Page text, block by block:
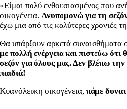
«Είμαι πολύ ενθουσιασμένος που
οικογένεια. Ανυπομονώ για τη
έχω μια από τις καλύτερες χρονιές
Θα υπάρξουν αρκετά συναισθήματα
με πολλή ενέργεια και πιστεύω ότι
σεζόν για όλους μας.Δεν βλέπω
παιδιά!
Κυανόλευκη οικογένεια, πάμε